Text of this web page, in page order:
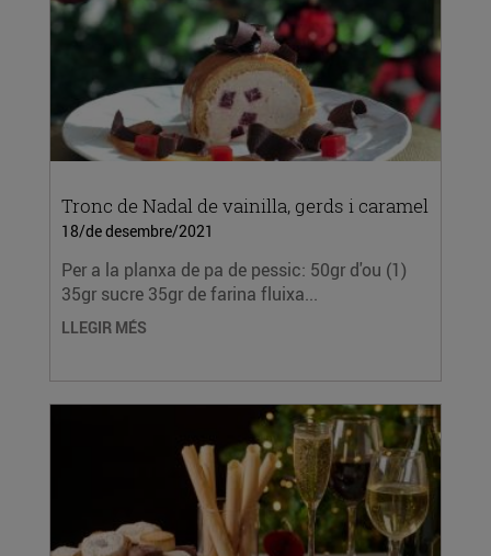
Tronc de Nadal de vainilla, gerds i caramel
18/de desembre/2021
Per a la planxa de pa de pessic: 50gr d'ou (1)
35gr sucre 35gr de farina fluixa...
LLEGIR MÉS